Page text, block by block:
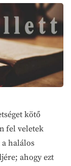
kötő
fel veletek
a halálos
ahogy ezt